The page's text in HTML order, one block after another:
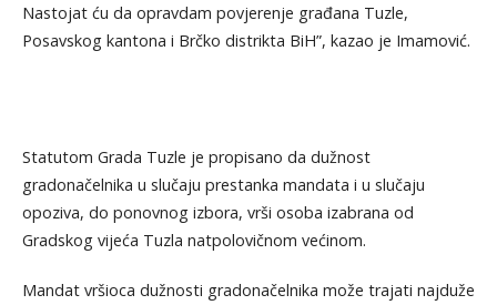
Nastojat ću da opravdam povjerenje građana Tuzle,
Posavskog kantona i Brčko distrikta BiH”, kazao je Imamović.
Statutom Grada Tuzle je propisano da dužnost
gradonačelnika u slučaju prestanka mandata i u slučaju
opoziva, do ponovnog izbora, vrši osoba izabrana od
Gradskog vijeća Tuzla natpolovičnom većinom.
Mandat vršioca dužnosti gradonačelnika može trajati najduže